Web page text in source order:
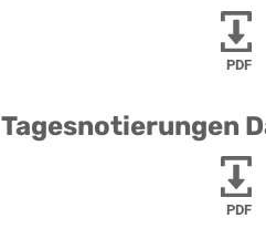
PDF
Tagesnotierungen
PDF